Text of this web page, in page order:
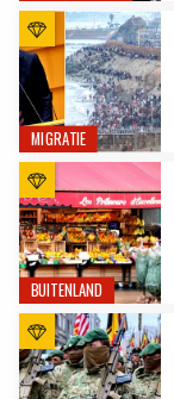
MIGRATIE
BUITENLAND